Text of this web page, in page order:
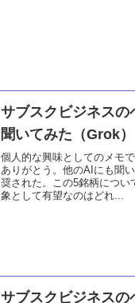
サブスクビジネス
聞いてみた（Grok）
個人的な興味としてのメモ
ありがとう。他のAIにも聞
奨された。この5銘柄につ
象として有望なのはどれ...
サブスクビジネス